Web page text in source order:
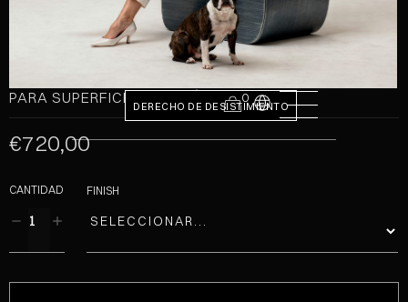
0
DERECHO DE DESISTIMIENTO
PARA SUPERFICIES DE PLÁSTICO
€720,00
CANTIDAD FINISH